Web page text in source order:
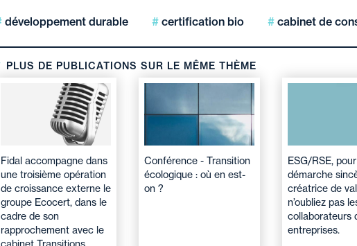
développement durable certification bio cabinet de
PLUS DE PUBLICATIONS SUR LE MÊME THÈME
Fidal accompagne dans
une troisième opération
de croissance externe le
groupe Ecocert, dans le
cadre de son
rapprochement avec le
Conférence - Transition
écologique : où en est-
on ?
ESG/RSE,
démarche
créatrice de
n’oubliez pas
collaborateurs
entreprises.